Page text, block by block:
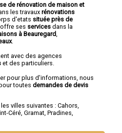
de rénovation de maison et
les travaux rénovations
d'etats située près de
ses services dans la
à Beauregard
.
avec des agences
et des particuliers.
pour plus d'informations, nous
toutes demandes de devis
villes suivantes : Cahors,
Céré, Gramat, Pradines,